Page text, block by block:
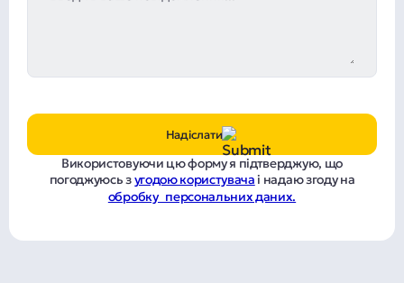
Надіслати
Використовуючи цю форму я підтверджую, що
погоджуюсь зугодою користувача і надаю згоду на
обробку персональних даних.